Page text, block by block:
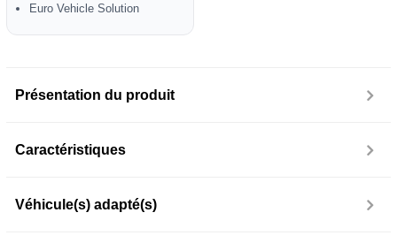
Euro Vehicle Solution
Présentation du produit
Caractéristiques
Véhicule(s) adapté(s)